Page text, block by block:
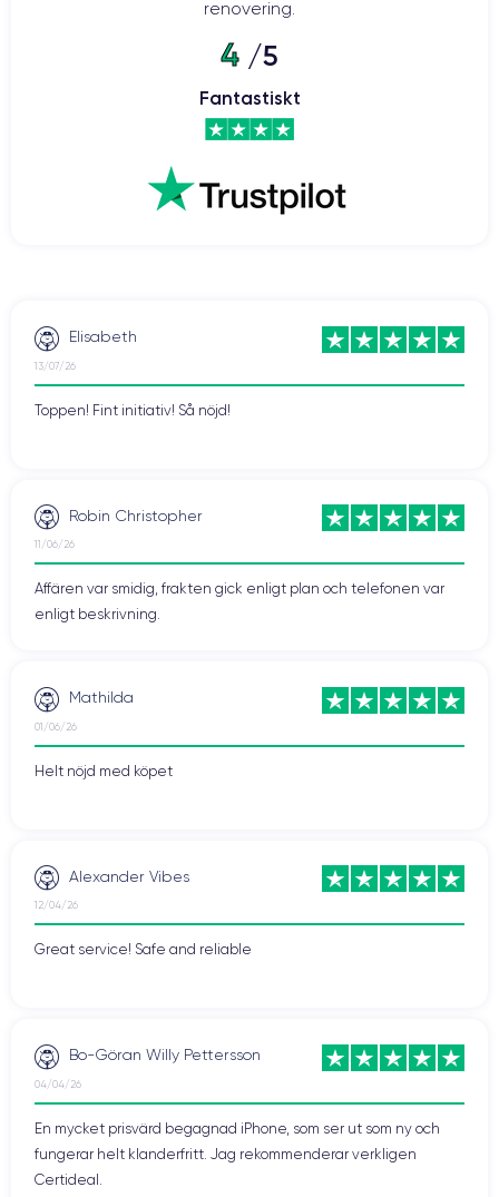
iPhone 12: 5G-hastighet i din hand
ansluta till 5G-nätverk. Detta möjliggör hastigheter på upp till 4 Gbps
snabbare nedladdningar, smidigare videospelupplevelser, men även
streaming av bättre kvalitet. Även videosamtal som FaceTime blir
roligare när du kontaktar dina nära och kära.
kontrollerats av
garantipå 24 månader.
renovering.
4 /5
Fantastiskt
Elisabeth
13/07/26
Toppen! Fint initiativ! Så nöjd!
Robin Christopher
11/06/26
Affären var smidig, frakten gick enligt plan och telefonen var
enligt beskrivning.
Mathilda
01/06/26
Helt nöjd med köpet
Alexander Vibes
12/04/26
Great service! Safe and reliable
Bo-Göran Willy Pettersson
04/04/26
En mycket prisvärd begagnad iPhone, som ser ut som ny och
fungerar helt klanderfritt. Jag rekommenderar verkligen
Certideal.